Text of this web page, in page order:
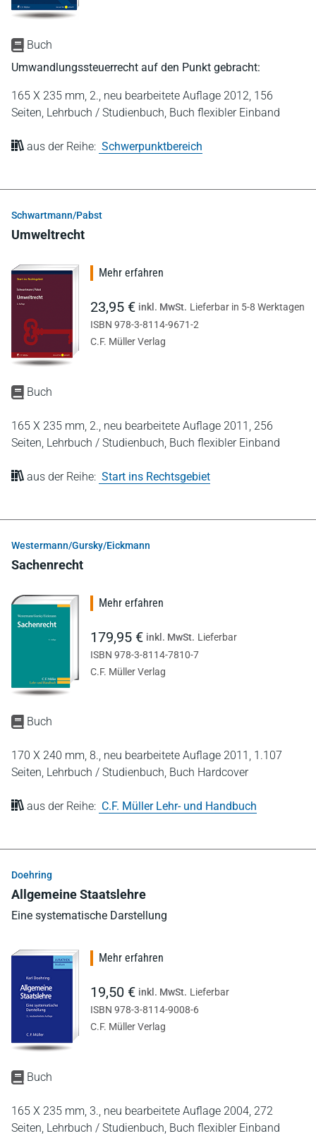
Buch
Umwandlungssteuerrecht auf den Punkt gebracht:
165 X 235 mm, 2., neu bearbeitete Auflage 2012, 156
Seiten, Lehrbuch / Studienbuch, Buch flexibler Einband
aus der Reihe: Schwerpunktbereich
Schwartmann/Pabst
Umweltrecht
Buch
165 X 235 mm, 2., neu bearbeitete Auflage 2011, 256
Seiten, Lehrbuch / Studienbuch, Buch flexibler Einband
aus der Reihe: Start ins Rechtsgebiet
Mehr erfahren
23,95 € inkl. MwSt. Lieferbar in 5-8 Werktagen
ISBN 978-3-8114-9671-2
C.F. Müller Verlag
Westermann/Gursky/Eickmann
Sachenrecht
Buch
170 X 240 mm, 8., neu bearbeitete Auflage 2011, 1.107
Seiten, Lehrbuch / Studienbuch, Buch Hardcover
aus der Reihe: C.F. Müller Lehr- und Handbuch
Mehr erfahren
179,95 € inkl. MwSt. Lieferbar
ISBN 978-3-8114-7810-7
C.F. Müller Verlag
Doehring
Allgemeine Staatslehre
Eine systematische Darstellung
Buch
165 X 235 mm, 3., neu bearbeitete Auflage 2004, 272
Seiten, Lehrbuch / Studienbuch, Buch flexibler Einband
Mehr erfahren
19,50 € inkl. MwSt. Lieferbar
ISBN 978-3-8114-9008-6
C.F. Müller Verlag